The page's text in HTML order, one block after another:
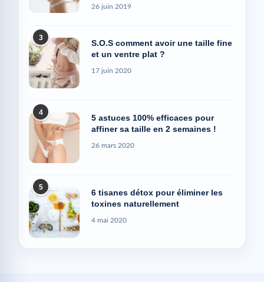
26 juin 2019
3
S.O.S comment avoir une taille fine
et un ventre plat ?
17 juin 2020
4
5 astuces 100% efficaces pour
affiner sa taille en 2 semaines !
26 mars 2020
5
6 tisanes détox pour éliminer les
toxines naturellement
4 mai 2020